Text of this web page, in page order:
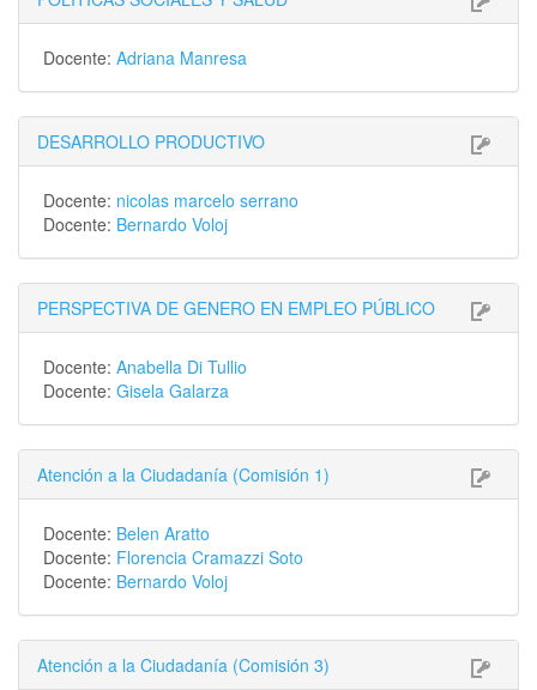
Docente: Adriana Manresa
DESARROLLO PRODUCTIVO
Docente: nicolas marcelo serrano
Docente: Bernardo Voloj
PERSPECTIVA DE GENERO EN EMPLEO PÚBLICO
Docente: Anabella Di Tullio
Docente: Gisela Galarza
Atención a la Ciudadanía (Comisión 1)
Docente: Belen Aratto
Docente: Florencia Cramazzi Soto
Docente: Bernardo Voloj
Atención a la Ciudadanía (Comisión 3)